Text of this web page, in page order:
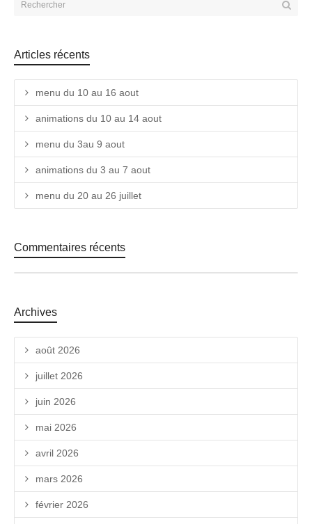
Articles récents
menu du 10 au 16 aout
animations du 10 au 14 aout
menu du 3au 9 aout
animations du 3 au 7 aout
menu du 20 au 26 juillet
Commentaires récents
Archives
août 2026
juillet 2026
juin 2026
mai 2026
avril 2026
mars 2026
février 2026